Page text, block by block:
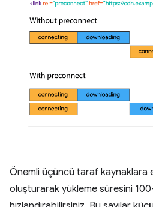
Önemli üçüncü taraf kaynaklara
oluşturarak yükleme süresini